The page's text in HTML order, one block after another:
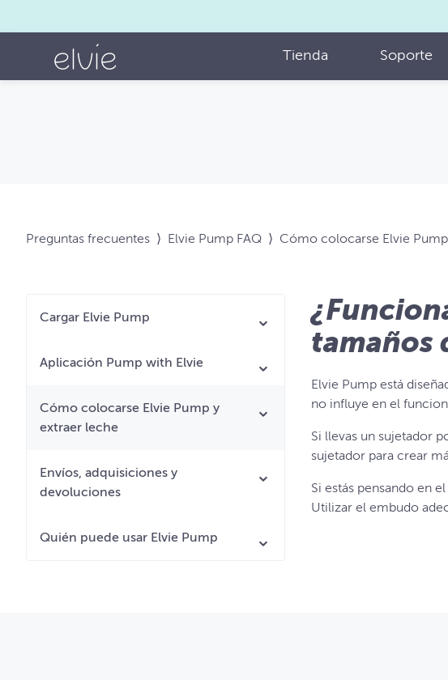
Tienda Soporte
Preguntas frecuentes ⟩ Elvie Pump FAQ ⟩ Cómo colocarse Elvie
Cargar Elvie Pump
Aplicación Pump with Elvie
Cómo colocarse Elvie Pump y
extraer leche
Envíos, adquisiciones y
devoluciones
Quién puede usar Elvie Pump
tamaños
Elvie Pump está
no influye en el
Si llevas un sujetador
sujetador para crear
Si estás pensando en
Utilizar el embudo